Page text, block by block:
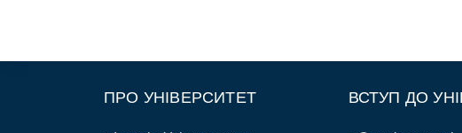
ПРО УНІВЕРСИТЕТ ВСТУП ДО